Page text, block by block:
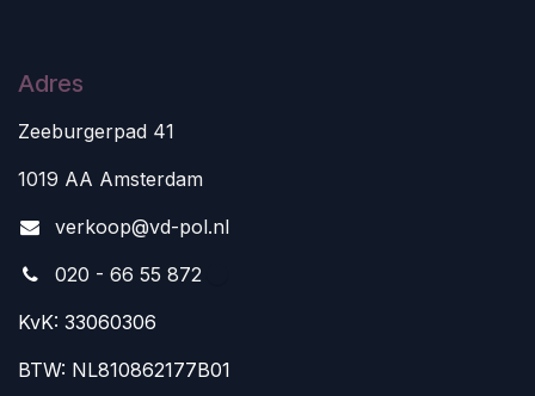
Adres
Zeeburgerpad 41
1019 AA Amsterdam
verkoop@vd-pol.nl
020 - 66 55 872
KvK: 33060306
BTW: NL810862177B01